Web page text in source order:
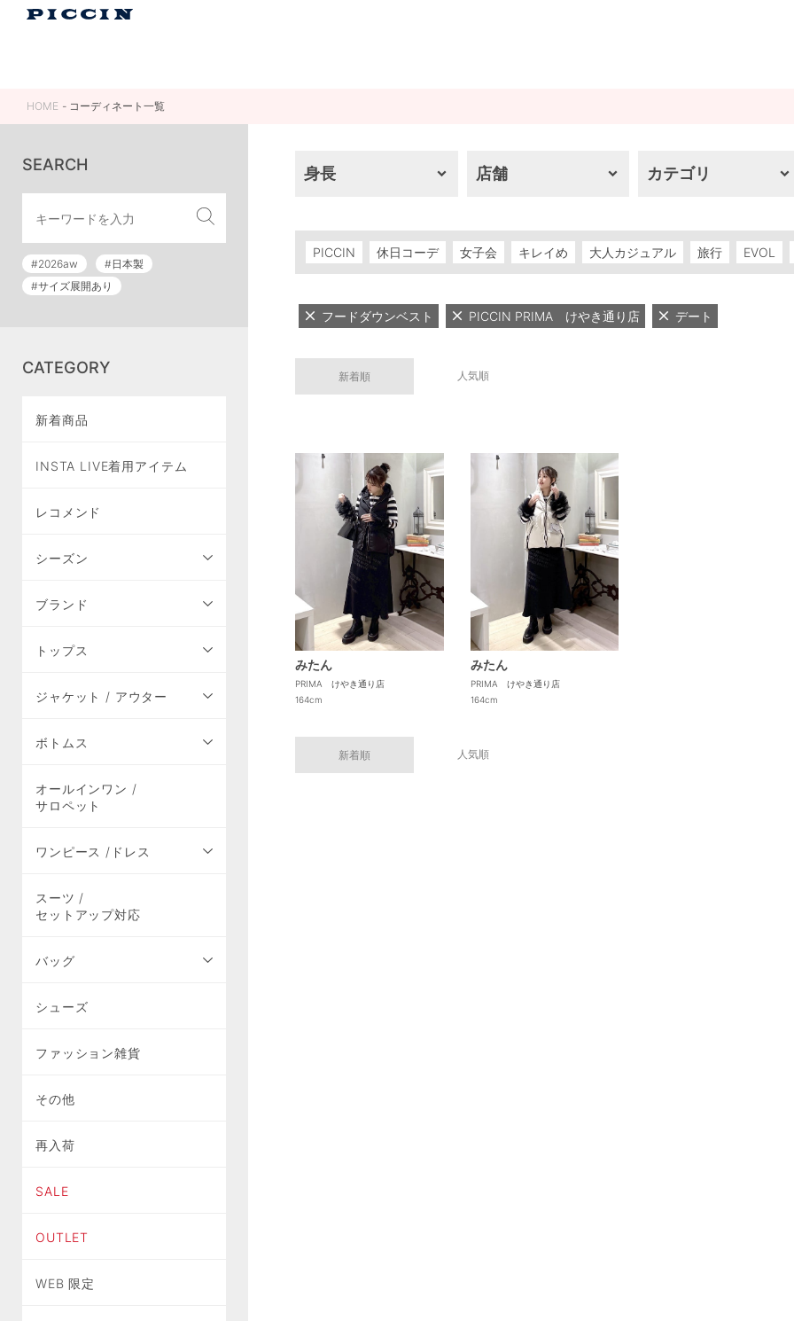
HOME コーディネート一覧
SEARCH
#2026aw
#日本製
#サイズ展開あり
CATEGORY
新着商品
INSTA LIVE着用アイテム
レコメンド
シーズン
ブランド
トップス
ジャケット / アウター
ボトムス
オールインワン /
サロペット
ワンピース /ドレス
スーツ /
セットアップ対応
バッグ
シューズ
ファッション雑貨
その他
再入荷
SALE
OUTLET
WEB 限定
身長 店舗 カテゴリ
PICCIN 休日コーデ 女子会 キレイめ 大人カジュアル 旅行 EVOL
フードダウンベスト PICCIN PRIMA けやき通り店 デート
新着順 人気順
みたん
PRIMA けやき通り店
164cm
みたん
PRIMA けやき通り店
164cm
新着順 人気順